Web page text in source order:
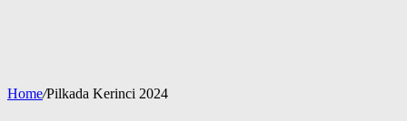
Home/Pilkada Kerinci 2024